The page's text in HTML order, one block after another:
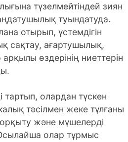
түзелмейтіндей зиян
туындатуда.
отырып, үстемдігін
сақтау, ағартушылық,
өздерінің ниеттерін
олардан түскен
тәсілмен жеке тұлғаны
және мүшелерді
олар тұрмыс